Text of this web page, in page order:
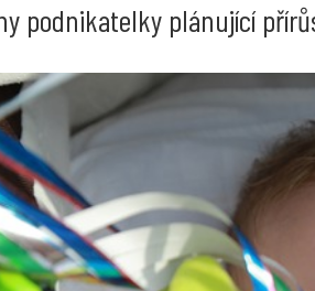
podnikatelky plánující